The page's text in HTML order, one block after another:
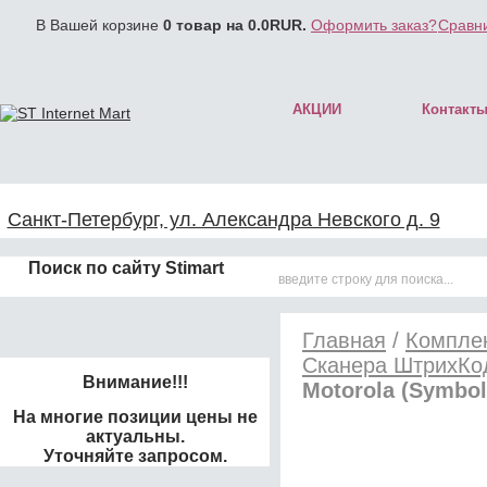
В Вашей корзине 0 товар на 0.0RUR. Оформить заказ?
АКЦИИ Контакты
Санкт-Петербург, ул. Александра Невского д. 9
Поиск по сайту Stimart
Внимание!!!
На многие позиции цены не
актуальны.
Уточняйте запросом.
Главная /
Сканера
Motorola